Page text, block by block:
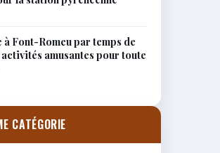
à Font-Romeu par temps de
amusantes pour toute
CATÉGORIE